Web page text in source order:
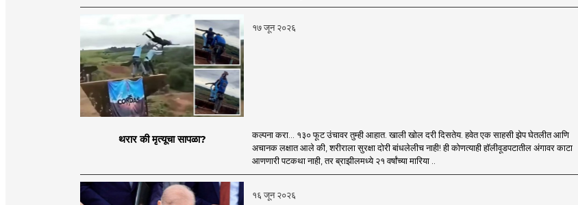
१७ जून २०२६
थरार की मृत्यूचा सापळा?
कल्पना करा... १३० फूट उंचावर तुम्ही आहात. खाली खोल दरी दिसतेय. हवेत एक साहसी झेप घेतलीत आणि
अचानक लक्षात आले की, शरीराला सुरक्षा दोरी बांधलेलीच नाही! ही कोणत्याही हॉलीवूडपटातील अंगावर काटा
आणणारी पटकथा नाही, तर ब्राझीलमध्ये २१ वर्षांच्या मारिया ..
१६ जून २०२६